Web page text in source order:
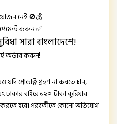
নেই 🚫💰
করুন ✅
সারা বাংলাদেশে!
অর্ডার করুন!
যদি প্রোডাক্ট গ্রহণ না করতে চান,
ঢাকার বাইরে ১২০ টাকা কুরিয়ার
করতে হবে। পরবর্তীতে কোনো অভিযোগ